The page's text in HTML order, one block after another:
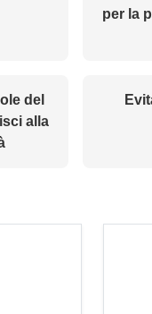
per la
del
alla